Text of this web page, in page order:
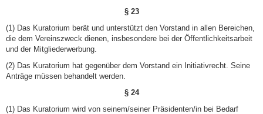
§ 23
(1) Das Kuratorium berät und unterstützt den Vorstand in allen Bereichen,
die dem Vereinszweck dienen, insbesondere bei der Öffentlichkeitsarbeit
und der Mitgliederwerbung.
(2) Das Kuratorium hat gegenüber dem Vorstand ein Initiativrecht. Seine
Anträge müssen behandelt werden.
§ 24
(1) Das Kuratorium wird von seinem/seiner Präsidenten/in bei Bedarf